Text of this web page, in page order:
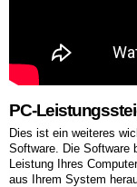
PC-
Dies ist ein weiteres
Software. Die Software
Leistung Ihres
aus Ihrem System